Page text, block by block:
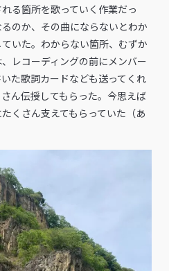
る箇所を歌っていく作業だっ
のか、その曲にならないとわか
いた。わからない箇所、むずか
レコーディングの前にメンバー
た歌詞カードなども送ってくれ
ん伝授してもらった。今思えば
くさん支えてもらっていた（あ